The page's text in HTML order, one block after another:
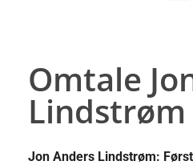
Omtale
Lindstrøm
Jon Anders Lindstrøm: